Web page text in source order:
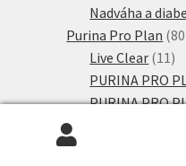
Nadváha a
Purina Pro Plan 80
Live Clear 11 11
PURINA PRO
PURINA PRO
PURINA PRO
PURINA PRO